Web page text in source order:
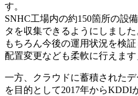
す。
SNHC工場内の約150箇所の設
タを収集できるようにしました
もちろん今後の運用状況を検
配置変更なども柔軟に行えます
一方、クラウドに蓄積された
を目的として2017年からKDDI